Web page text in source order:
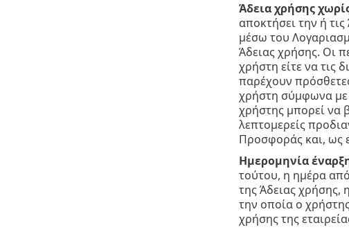
Άδεια χρήσης
αποκτήσει την ή
μέσω του
Άδειας χρήσης. Οι
χρήστη είτε να τις
παρέχουν
χρήστη σύμφωνα με
χρήστης μπορεί να
λεπτομερείς
Προσφοράς και, ως
Ημερομηνία
τούτου, η ημέρα
της Άδειας χρήσης,
την οποία ο
χρήσης της